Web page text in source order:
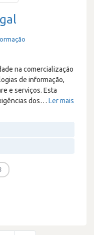
na comercialização
de informação,
e serviços. Esta
dos… Ler mais